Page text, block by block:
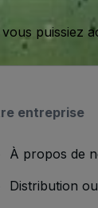
puissiez
entreprise
À propos de
Distribution